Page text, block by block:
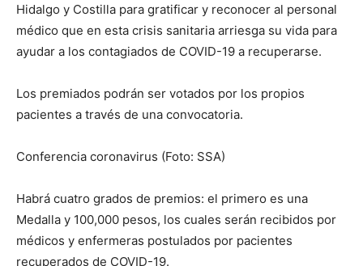
Hidalgo y Costilla para gratificar y reconocer al personal
médico que en esta crisis sanitaria arriesga su vida para
ayudar a los contagiados de COVID-19 a recuperarse.
Los premiados podrán ser votados por los propios
pacientes a través de una convocatoria.
Conferencia coronavirus (Foto: SSA)
Habrá cuatro grados de premios: el primero es una
Medalla y 100,000 pesos, los cuales serán recibidos por
médicos y enfermeras postulados por pacientes
recuperados de COVID-19.